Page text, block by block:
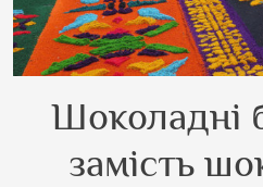
Шоколадні
замість